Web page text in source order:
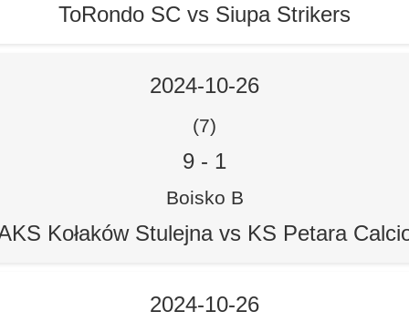
ToRondo SC vs Siupa Strikers
2024-10-26
(7)
9 - 1
Boisko B
Kołaków Stulejna vs KS Petara
2024-10-26